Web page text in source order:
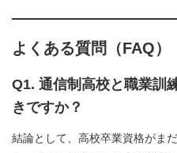
よくある質問（FAQ）
Q1. 通信制高校と職業訓
きですか？
結論として、高校卒業資格がま